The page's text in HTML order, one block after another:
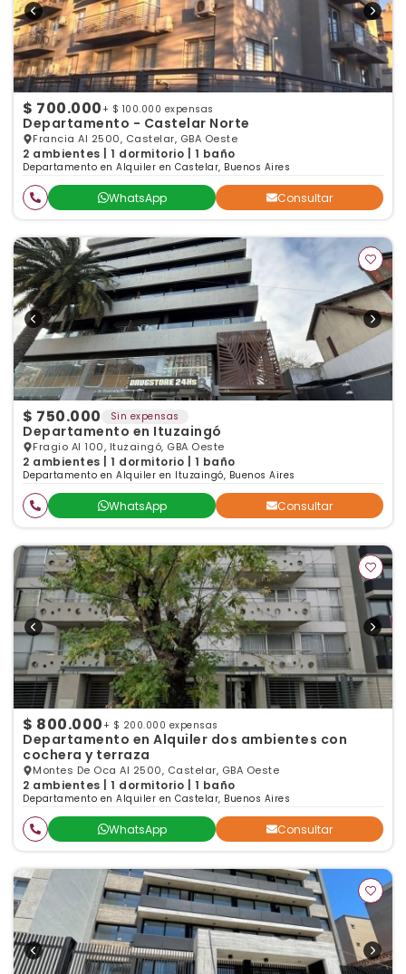
$ 700.000 + $ 100.000 expensas
Departamento - Castelar Norte
Francia Al 2500, Castelar, GBA Oeste
2 ambientes | 1 dormitorio | 1 baño
Departamento en Alquiler en Castelar, Buenos Aires
WhatsApp Consultar
$ 750.000 Sin expensas
Departamento en Ituzaingó
Fragio Al 100, Ituzaingó, GBA Oeste
2 ambientes | 1 dormitorio | 1 baño
Departamento en Alquiler en Ituzaingó, Buenos Aires
WhatsApp Consultar
$ 800.000 + $ 200.000 expensas
Departamento en Alquiler dos ambientes con
cochera y terraza
Montes De Oca Al 2500, Castelar, GBA Oeste
2 ambientes | 1 dormitorio | 1 baño
Departamento en Alquiler en Castelar, Buenos Aires
WhatsApp Consultar